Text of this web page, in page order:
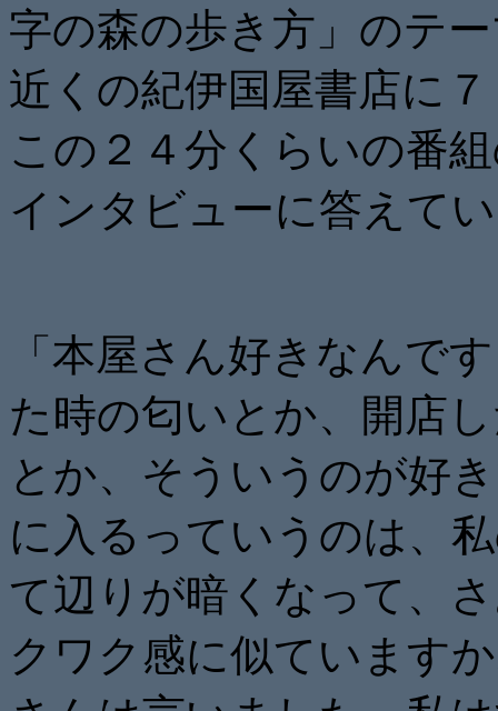
字の森の歩き方」のテ
近くの紀伊国屋書店に
この２４分くらいの番
インタビューに答えて
「本屋さん好きなんで
た時の匂いとか、開店
とか、そういうのが好
に入るっていうのは、
て辺りが暗くなって、
クワク感に似ています